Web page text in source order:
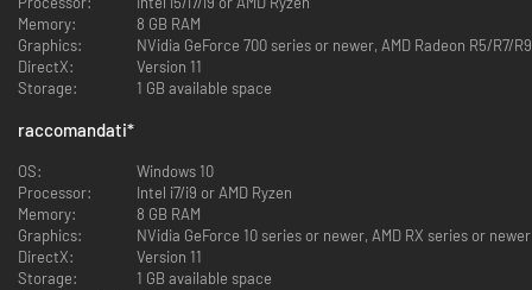
anticipare, pensare in grande, molto più in grande.
Criminalità ben organizzata
Inizia nel settore delle sostanze alcoliche, accaparrandoti qualche
bevanda distillata clandestinamente. Allestisci le tue distillerie e trova
materie prime per rifornirle. Impara nuove tecniche per produrre bevande
costose o contrabbandare alcolici importati, al fine di alimentare la tua
attività in crescita. Presto fornirai interi quartieri e aprirai i tuoi spacci
clandestini.
Memory:
8 GB RAM
Graphics:
NVidia GeForce 700 series or newer, AMD Radeon R5/R7/
DirectX:
Version 11
Storage:
1 GB available space
raccomandati*
OS:
Windows 10
Processor:
Intel i7/i9 or AMD Ryzen
Memory:
8 GB RAM
Graphics:
NVidia GeForce 10 series or newer, AMD RX series or newer
DirectX:
Version 11
Storage:
1 GB available space